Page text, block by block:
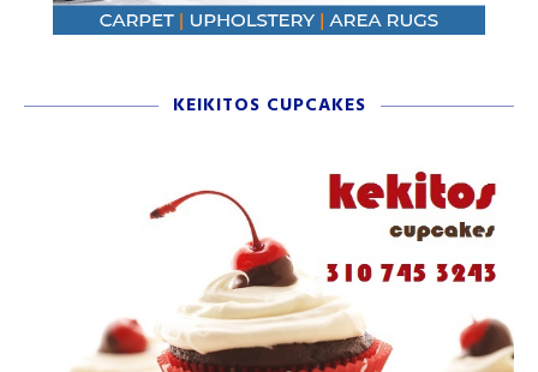
KEIKITOS CUPCAKES